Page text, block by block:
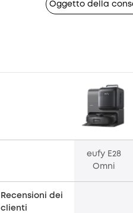
Oggetto della
eufy E28
Omni
Recensioni dei
clienti